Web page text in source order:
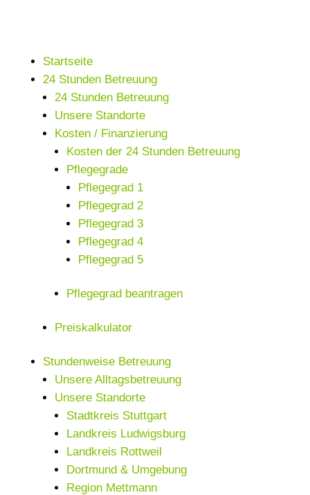
Startseite
24 Stunden Betreuung
24 Stunden Betreuung
Unsere Standorte
Kosten / Finanzierung
Kosten der 24 Stunden Betreuung
Pflegegrade
Pflegegrad 1
Pflegegrad 2
Pflegegrad 3
Pflegegrad 4
Pflegegrad 5
Pflegegrad beantragen
Preiskalkulator
Stundenweise Betreuung
Unsere Alltagsbetreuung
Unsere Standorte
Stadtkreis Stuttgart
Landkreis Ludwigsburg
Landkreis Rottweil
Dortmund & Umgebung
Region Mettmann